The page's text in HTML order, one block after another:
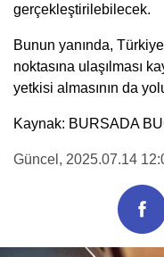
gerçekleştirilebilecek.
Bunun yanında,
noktasına ulaşılması
yetkisi almasının da
Kaynak: BURSADA
Güncel , 2025.07.14